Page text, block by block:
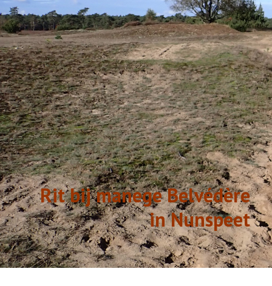
STALPRAET
GESCHIEDENIS
LINKS
Rit bij manege Belvédère
in Nunspeet